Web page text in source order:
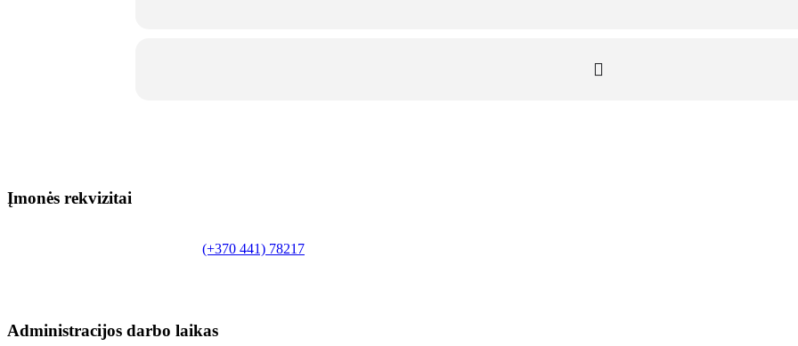
Įmonės rekvizitai
(+370 441) 78217
Administracijos darbo laikas